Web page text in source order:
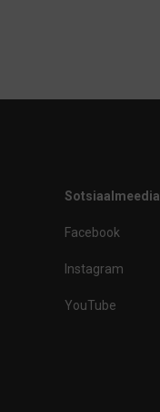
Sotsiaalmeedia
Facebook
Instagram
YouTube